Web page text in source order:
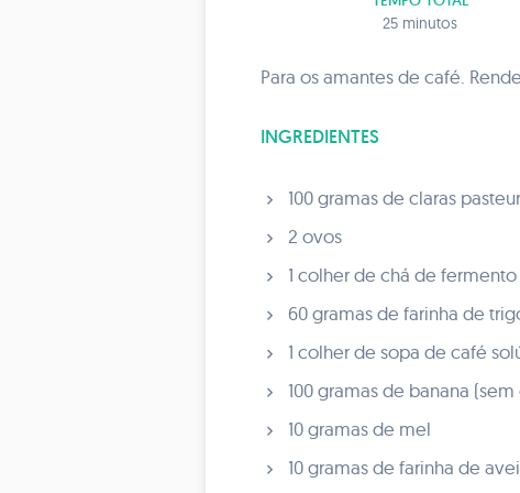
25 minutos
Para os amantes de café. Rende
INGREDIENTES
100 gramas de claras
2 ovos
1 colher de chá de
60 gramas de farinha de
1 colher de sopa de café
100 gramas de banana (sem
10 gramas de mel
10 gramas de farinha de